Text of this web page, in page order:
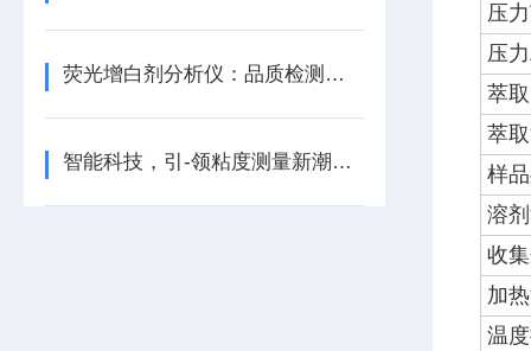
荧光增白剂分析仪：品质检测的得力助手
智能科技，引-领粘度测量新潮流 —— 运动粘度测定仪
压
压
萃
萃
样
溶
收
加
温